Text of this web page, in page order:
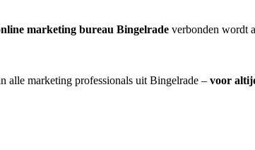
marketing bureau Bingelrade verbonden wordt
alle marketing professionals uit Bingelrade – voor